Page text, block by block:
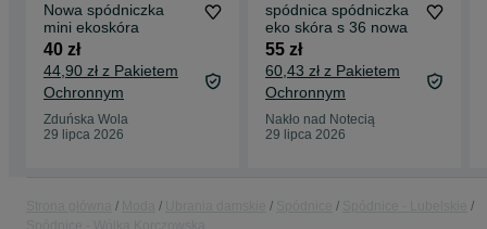
Nowa spódniczka
mini ekoskóra
40 zł
44,90 zł z Pakietem
Ochronnym
Zduńska Wola
29 lipca 2026
spódnica spódniczka
eko skóra s 36 nowa
55 zł
60,43 zł z Pakietem
Ochronnym
Nakło nad Notecią
29 lipca 2026